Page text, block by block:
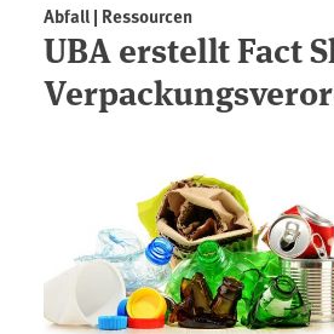
Abfall | Ressourcen
UBA erstellt Fact